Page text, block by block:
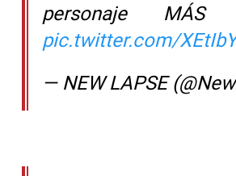
personaje
pic.twitter.com/
— NEW LAPSE